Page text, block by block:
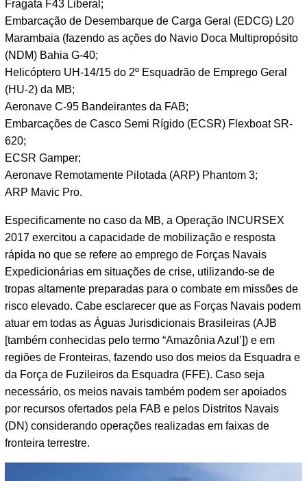
Fragata F43 Liberal;
Embarcação de Desembarque de Carga Geral (EDCG) L20
Marambaia (fazendo as ações do Navio Doca Multipropósito
(NDM) Bahia G-40;
Helicóptero UH-14/15 do 2º Esquadrão de Emprego Geral
(HU-2) da MB;
Aeronave C-95 Bandeirantes da FAB;
Embarcações de Casco Semi Rígido (ECSR) Flexboat SR-
620;
ECSR Gamper;
Aeronave Remotamente Pilotada (ARP) Phantom 3;
ARP Mavic Pro.
Especificamente no caso da MB, a Operação INCURSEX
2017 exercitou a capacidade de mobilização e resposta
rápida no que se refere ao emprego de Forças Navais
Expedicionárias em situações de crise, utilizando-se de
tropas altamente preparadas para o combate em missões de
risco elevado. Cabe esclarecer que as Forças Navais podem
atuar em todas as Águas Jurisdicionais Brasileiras (AJB
[também conhecidas pelo termo “Amazônia Azul’]) e em
regiões de Fronteiras, fazendo uso dos meios da Esquadra e
da Força de Fuzileiros da Esquadra (FFE). Caso seja
necessário, os meios navais também podem ser apoiados
por recursos ofertados pela FAB e pelos Distritos Navais
(DN) considerando operações realizadas em faixas de
fronteira terrestre.